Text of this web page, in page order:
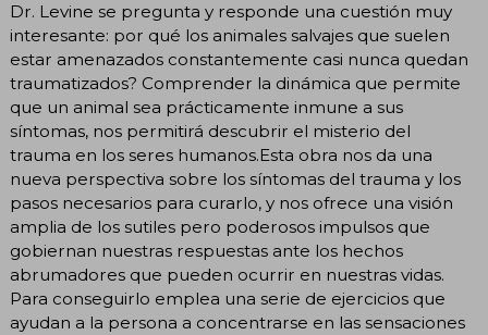
Dr. Levine se pregunta y responde una cuestión muy
interesante: por qué los animales salvajes que suelen
estar amenazados constantemente casi nunca quedan
traumatizados? Comprender la dinámica que permite
que un animal sea prácticamente inmune a sus
síntomas, nos permitirá descubrir el misterio del
trauma en los seres humanos.Esta obra nos da una
nueva perspectiva sobre los síntomas del trauma y los
pasos necesarios para curarlo, y nos ofrece una visión
amplia de los sutiles pero poderosos impulsos que
gobiernan nuestras respuestas ante los hechos
abrumadores que pueden ocurrir en nuestras vidas.
Para conseguirlo emplea una serie de ejercicios que
ayudan a la persona a concentrarse en las sensaciones